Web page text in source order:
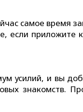
самое время
если приложите
усилий, и вы
знакомств.